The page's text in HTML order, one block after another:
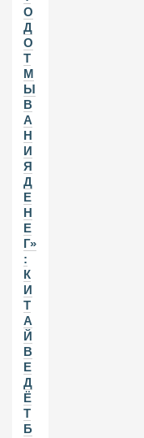
О
Д
О
Т
М
Ы
В
А
Н
И
Я
Д
Е
Н
Е
Г»
:
К
И
Т
А
Й
В
Е
Д
Ё
Т
Б